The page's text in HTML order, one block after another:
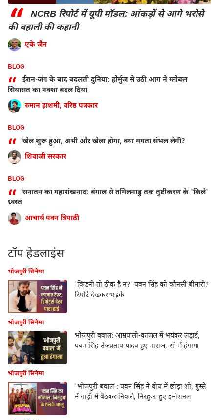
“
NCRB रिपोर्ट में यूपी मॉडल: आंकड़ों से आगे भरोसे
की बहाली की कहानी
एके जैन
BLOG
“
ईरान-जंग के बाद बदलती दुनिया: होर्मुज से उठी आग ने ग्लोबल
सियासत का नक्शा बदल दिया
रुमान हाशमी, वरिष्ठ पत्रकार
BLOG
“
खेल शुरू हुआ, अभी और खेला होगा, क्या ममता संभल लेगी?
शिवाजी सरकार
BLOG
“
सनातन का महाशंखनाद: बंगाल से तमिलनाडु तक तुष्टीकरण के 'किले'
ध्वस्त
आचार्य पवन त्रिपाठी
टॉप हेडलाइंस
भोजपुरी सिनेमा
'किडनी तो ठीक है न?' पवन सिंह को कौनसी बीमारी?
रिपोर्ट देखकर भड़के
भोजपुरी सिनेमा
भोजपुरी बवाल: आम्रपाली-काजल में भयंकर लड़ाई,
पवन सिंह-तेजप्रताप यादव हुए नाराज, शो में हंगामा
भोजपुरी सिनेमा
'भोजपुरी बवाल': पवन सिंह ने बीच में छोड़ा शो, गुस्से
में गाड़ी में बैठकर निकले, निरहुआ हुए इमोशनल